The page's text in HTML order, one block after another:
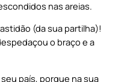
nas areias.
(da sua partilha)!
o braço e a
país, porque na sua